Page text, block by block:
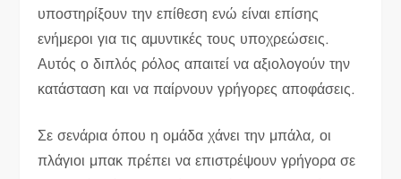
υποστηρίξουν την επίθεση ενώ είναι επίσης
ενήμεροι για τις αμυντικές τους υποχρεώσεις.
Αυτός ο διπλός ρόλος απαιτεί να αξιολογούν την
κατάσταση και να παίρνουν γρήγορες αποφάσεις.
Σε σενάρια όπου η ομάδα χάνει την μπάλα, οι
πλάγιοι μπακ πρέπει να επιστρέψουν γρήγορα σε